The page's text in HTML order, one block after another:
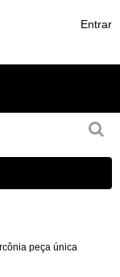
Entrar
peça única